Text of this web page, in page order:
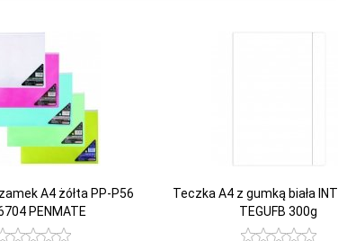
A4 żółta PP-P56
PENMATE
Teczka A4 z gumką biała
TEGUFB 300g